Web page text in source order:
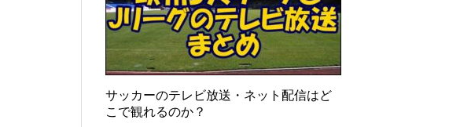
サッカーのテレビ放送・ネット配信はど
こで観れるのか？